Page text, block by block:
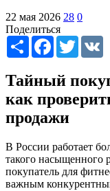
22 мая 2026 28 0
Поделиться
Share Facebook
Twitter
Тайный
как
продажи
В России работает
такого насыщенного
покупатель для
важным